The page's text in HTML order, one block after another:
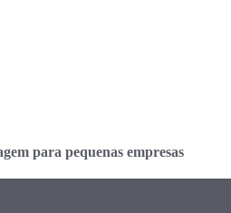
para pequenas empresas